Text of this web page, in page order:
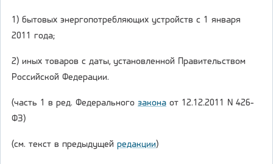
1) бытовых энергопотребляющих устройств с 1 января
2011 года;
2) иных товаров с даты, установленной Правительством
Российской Федерации.
(часть 1 в ред. Федерального закона от 12.12.2011 N 426-
ФЗ)
(см. текст в предыдущей редакции)